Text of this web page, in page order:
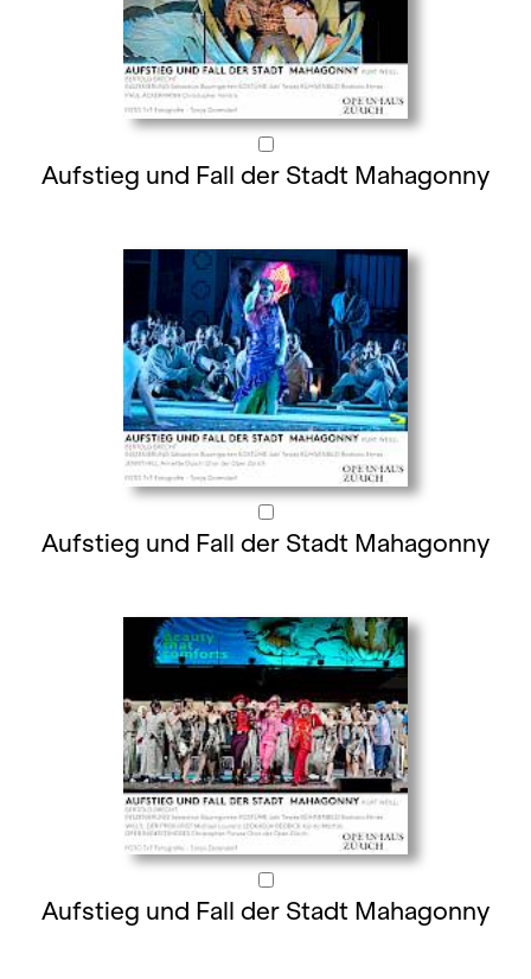
Aufstieg und Fall der Stadt Mahagonny
Aufstieg und Fall der Stadt Mahagonny
Aufstieg und Fall der Stadt Mahagonny